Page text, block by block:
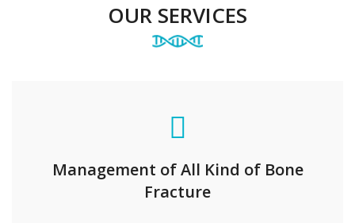
OUR SERVICES
Management of All Kind of Bone
Fracture